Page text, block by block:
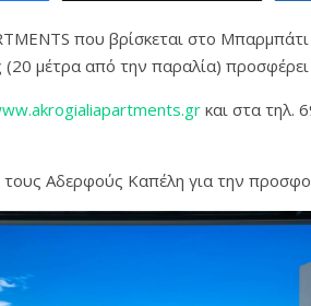
που βρίσκεται στο Μπαρμπάτι
(20 μέτρα από την παραλία) προσφέρει
και στα τηλ.
Αδερφούς Καπέλη για την